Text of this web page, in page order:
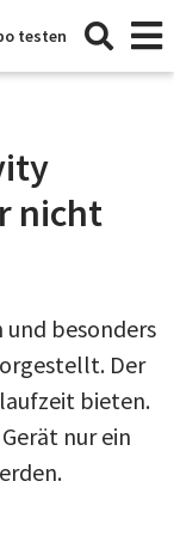
testen
nicht
besonders
Der
bieten.
nur ein